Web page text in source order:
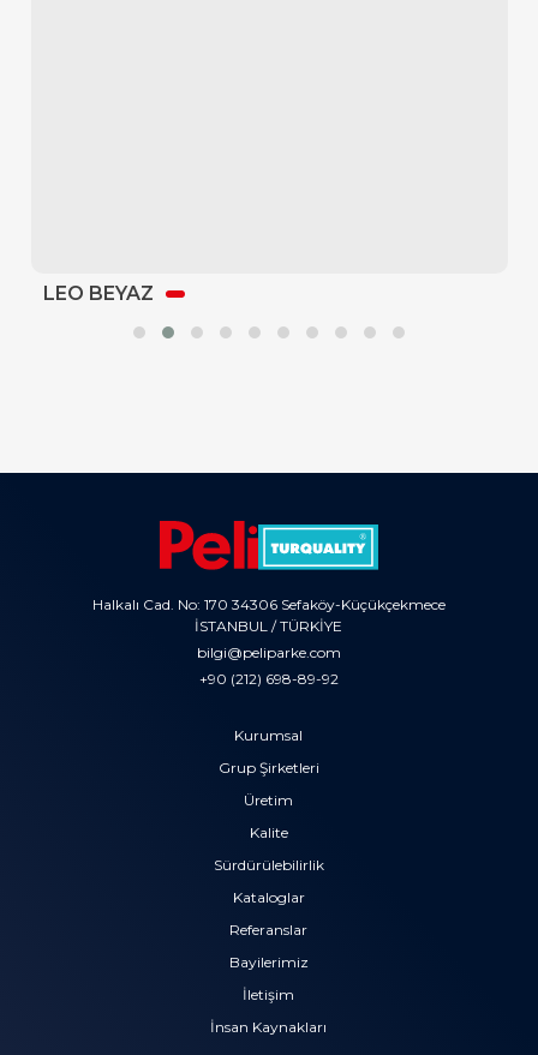
LEO BEYAZ
Halkalı Cad. No: 170 34306 Sefaköy-Küçükçekmece
İSTANBUL / TÜRKİYE
bilgi@peliparke.com
+90 (212) 698-89-92
Kurumsal
Grup Şirketleri
Üretim
Kalite
Sürdürülebilirlik
Kataloglar
Referanslar
Bayilerimiz
İletişim
İnsan Kaynakları